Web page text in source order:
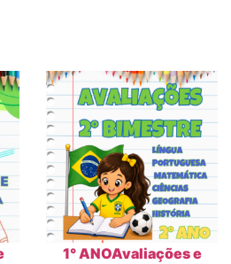
1° ANOAvaliações e